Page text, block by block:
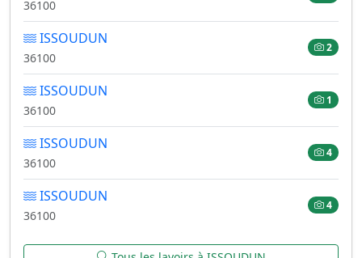
36100
ISSOUDUN
36100
2
ISSOUDUN
36100
1
ISSOUDUN
36100
4
ISSOUDUN
36100
4